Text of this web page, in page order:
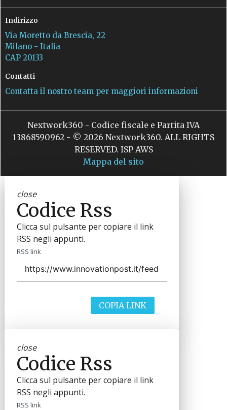
Indirizzo
Via Moretto da Brescia, 22
Milano - Italia
CAP 20133
Contatti
Contatta il nostro team per maggiori informazioni
Nextwork360 - Codice fiscale e Partita IVA
13868590962 - © 2026 Nextwork360. ALL RIGHTS
RESERVED. ISP AWS
Mappa del sito
close
Codice Rss
Clicca sul pulsante per copiare il link
RSS negli appunti.
RSS link
COPIA LINK
close
Codice Rss
Clicca sul pulsante per copiare il link
RSS negli appunti.
RSS link